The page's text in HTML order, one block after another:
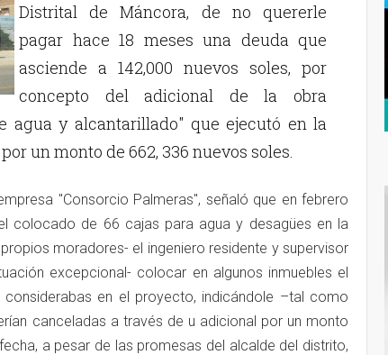
Distrital de Máncora, de no quererle
pagar hace 18 meses una deuda que
asciende a 142,000 nuevos soles, por
concepto del adicional de la obra
agua y alcantarillado" que ejecutó en la
un monto de 662, 336 nuevos soles.
"Consorcio Palmeras", señaló que en febrero
colocado de 66 cajas para agua y desagües en la
moradores- el ingeniero residente y supervisor
excepcional- colocar en algunos inmuebles el
en el proyecto, indicándole –tal como
canceladas a través de u adicional por un monto
a pesar de las promesas del alcalde del distrito,